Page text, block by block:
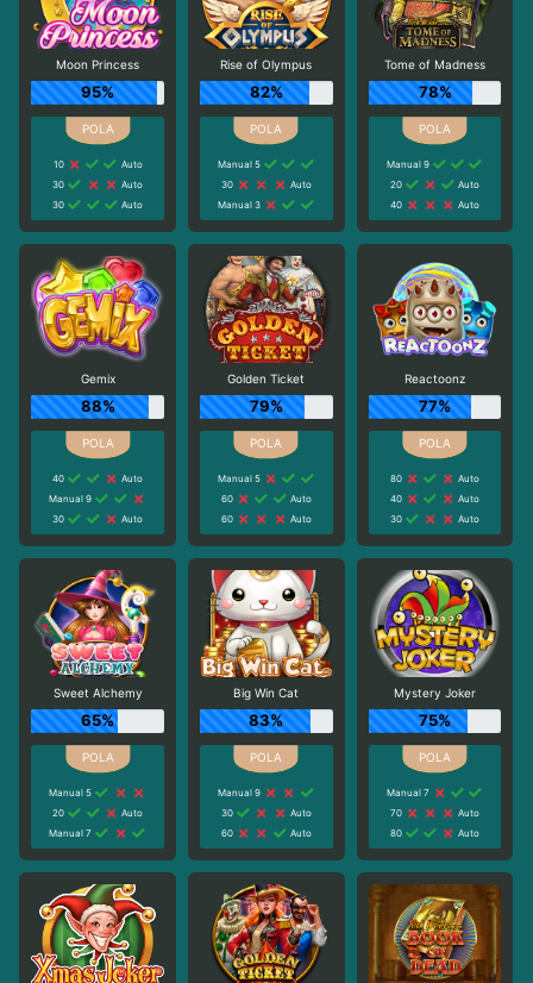
Moon Princess
95%
10
Auto
30
Auto
30
Auto
Rise of Olympus
82%
Manual 5
30
Auto
Manual 3
Tome of Madness
78%
Manual 9
20
Auto
40
Auto
Gemix
88%
40
Auto
Manual 9
30
Auto
Golden Ticket
79%
Manual 5
60
Auto
60
Auto
Reactoonz
77%
80
Auto
40
Auto
30
Auto
Sweet Alchemy
65%
Manual 5
20
Auto
Manual 7
Big Win Cat
83%
Manual 9
30
Auto
60
Auto
Mystery Joker
75%
Manual 7
70
Auto
80
Auto